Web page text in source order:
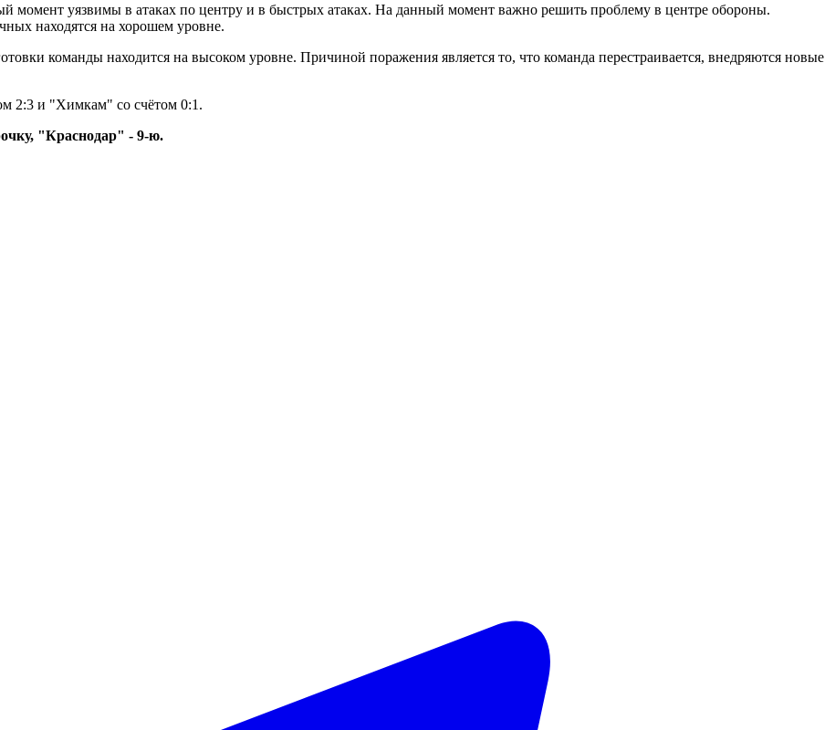
момент уязвимы в атаках по центру и в быстрых атаках. На данный момент важно решить проблему в центре обороны.
находятся на хорошем уровне.
команды находится на высоком уровне. Причиной поражения является то, что команда перестраивается, внедряются новые
2:3 и "Химкам" со счётом 0:1.
"Краснодар" - 9-ю.